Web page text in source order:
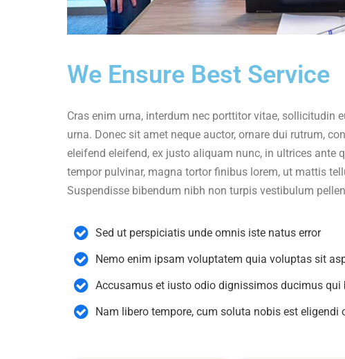
We Ensure Best Service
Cras enim urna, interdum nec porttitor vitae, sollicitudin
urna. Donec sit amet neque auctor, ornare dui rutrum,
eleifend eleifend, ex justo aliquam nunc, in ultrices ante
tempor pulvinar, magna tortor finibus lorem, ut mattis
Suspendisse bibendum nibh non turpis vestibulum
Sed ut perspiciatis unde omnis iste natus error
Nemo enim ipsam voluptatem quia voluptas sit
Accusamus et iusto odio dignissimos ducimus qui
Nam libero tempore, cum soluta nobis est eligendi